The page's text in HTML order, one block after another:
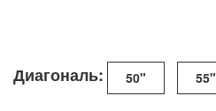
Диагональ: 50" 55"